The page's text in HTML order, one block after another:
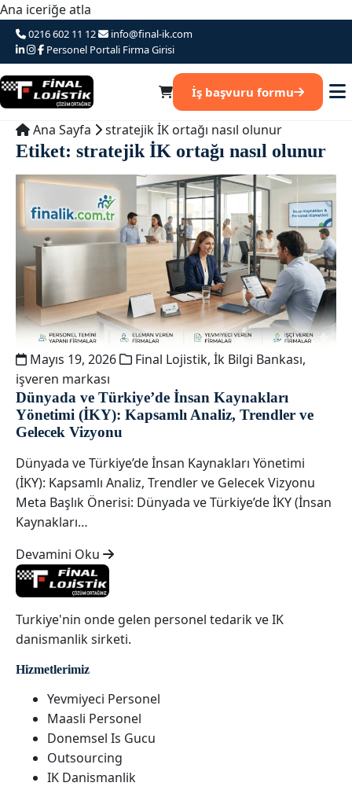
Ana iceriğe atla
0216 602 11 12
info@final-ik.com
Personel Portali Firma Girisi
İş başvuru formu
Ana Sayfa stratejik İK ortağı nasıl olunur
Etiket: stratejik İK ortağı nasıl olunur
Mayıs 19, 2026 Final Lojistik, İk Bilgi Bankası,
işveren markası
Dünyada ve Türkiye’de İnsan Kaynakları
Yönetimi (İKY): Kapsamlı Analiz, Trendler ve
Gelecek Vizyonu
Dünyada ve Türkiye’de İnsan Kaynakları Yönetimi
(İKY): Kapsamlı Analiz, Trendler ve Gelecek Vizyonu
Meta Başlık Önerisi: Dünyada ve Türkiye’de İKY (İnsan
Kaynakları…
Devamini Oku
Turkiye'nin onde gelen personel tedarik ve IK
danismanlik sirketi.
Hizmetlerimiz
Yevmiyeci Personel
Maasli Personel
Donemsel Is Gucu
Outsourcing
IK Danismanlik